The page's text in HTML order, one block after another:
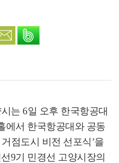
리로 공유
카오톡으로 공유
문자로 공유
는 6일 오후 한국항공대
에서 한국항공대와 공동
점도시 비전 선포식’을
9기 민경선 고양시장의